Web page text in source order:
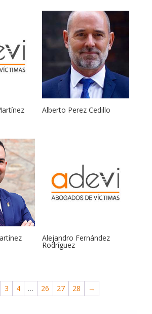
Alberto Perez Cedillo
Alejandro Fernández
Rodríguez
3 4 … 26 27 28 →